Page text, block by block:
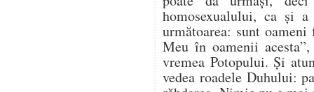
homosexualului, ca și
următoarea: sunt
Meu în oamenii
vremea Potopului. Și
vedea roadele Duhului: